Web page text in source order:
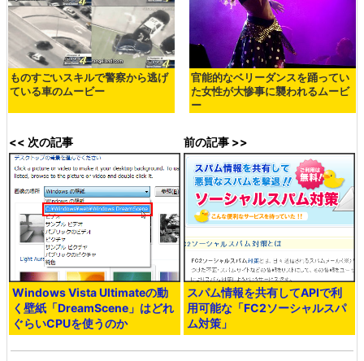
ものすごいスキルで警察から逃げ
ている車のムービー
官能的なベリーダンスを踊ってい
た女性が大惨事に襲われるムービ
ー
<< 次の記事
Windows Vista Ultimateの動
く壁紙「DreamScene」はどれ
ぐらいCPUを使うのか
前の記事 >>
スパム情報を共有してAPIで利
用可能な「FC2ソーシャルスパ
ム対策」